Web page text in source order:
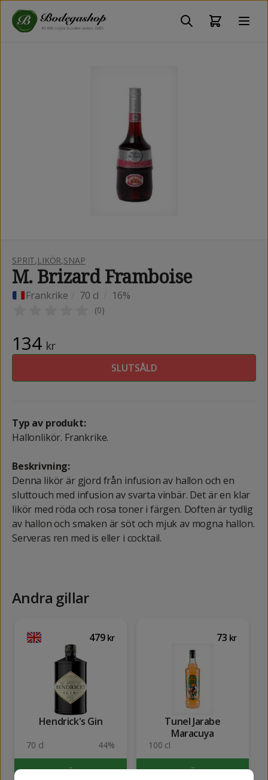
SPRIT,LIKÖR,SNAP
M. Brizard Framboise
Frankrike 70 cl 16%
(0)
134 kr
SLUTSÅLD
Typ av produkt:
Hallonlikör. Frankrike.
Beskrivning:
Denna likör är gjord från infusion av hallon och en
sluttouch med infusion av svarta vinbär. Det är en klar
likör med röda och rosa toner i färgen. Doften är tydlig
av hallon och smaken är söt och mjuk av mogna hallon.
Serveras ren med is eller i cocktail.
Andra gillar
479 kr
Hendrick's Gin
70 cl 44%
KÖP
73 kr
Tunel Jarabe
Maracuya
100 cl
KÖP